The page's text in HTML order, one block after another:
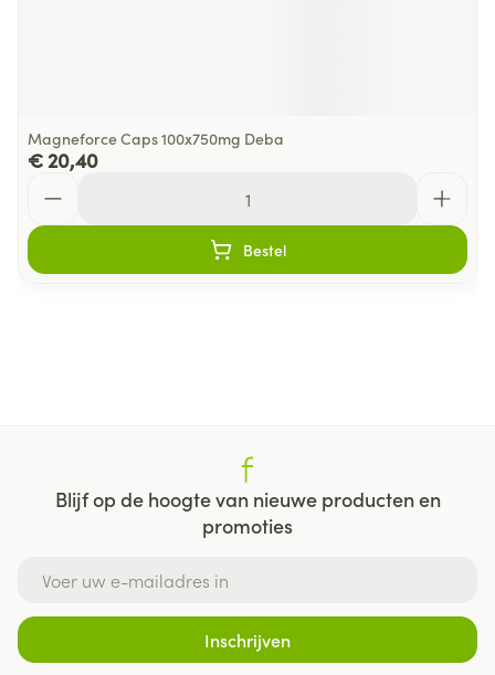
Magneforce Caps 100x750mg Deba
€ 20,40
Bestel
Blijf op de hoogte van nieuwe producten en
promoties
Inschrijven